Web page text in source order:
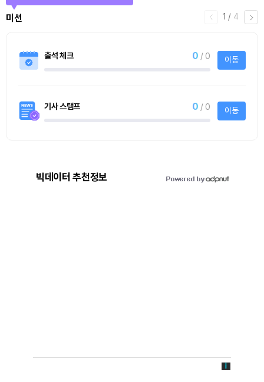
1 / 4
미션
출석 체크 0 / 0 이동
기사 스탬프 0 / 0 이동
빅데이터 추천정보